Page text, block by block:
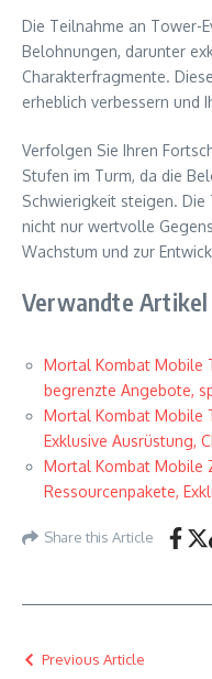
Die Teilnahme an Tower-
Belohnungen, darunter
Charakterfragmente.
erheblich verbessern und
Verfolgen Sie Ihren
Stufen im Turm, da die
Schwierigkeit steigen. Die
nicht nur wertvolle
Wachstum und zur
Verwandte Artikel
Mortal Kombat Mobile
begrenzte Angebote,
Mortal Kombat Mobile
Exklusive Ausrüstung,
Mortal Kombat Mobile
Ressourcenpakete,
Share this Article
Previous Article